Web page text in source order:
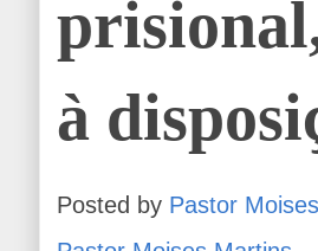
à
Posted by Pastor